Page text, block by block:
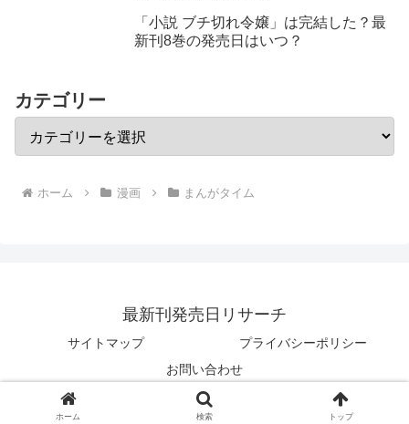
「小説 ブチ切れ令嬢」は完結した？最
新刊8巻の発売日はいつ？
カテゴリー
ホーム 漫画 まんがタイム
最新刊発売日リサーチ
サイトマップ
プライバシーポリシー
お問い合わせ
Copyright © 2018 最新刊発売日リサーチ All Rights Reserved.
ホーム 検索 トップ